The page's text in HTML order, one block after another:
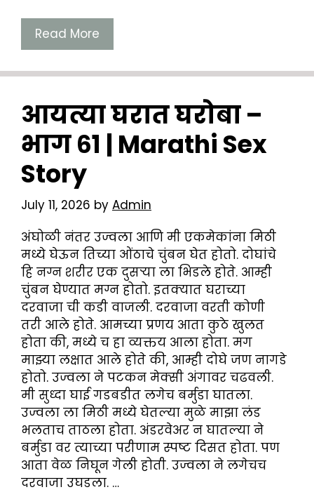
Read More
आयत्या घरात घरोबा –
भाग ६१ | Marathi Sex
Story
July 11, 2026 by Admin
अंघोळी नंतर उज्वला आणि मी एकमेकांना मिठी
मध्ये घेऊन तिच्या ओंठाचे चुंबन घेत होतो. दोघांचे
हि नग्न शरीर एक दुसऱ्या ला भिडले होते. आम्ही
चुंबन घेण्यात मग्न होतो. इतक्यात घराच्या
दरवाजा ची कडी वाजली. दरवाजा वरती कोणी
तरी आले होते. आमच्या प्रणय आता कुठे खुलत
होता की, मध्ये च हा व्यक्तय आला होता. मग
माझ्या लक्षात आले होते की, आम्ही दोघे जण नागडे
होतो. उज्वला ने पटकन मेक्सी अंगावर चढवली.
मी सुध्दा घाई गडबडीत लगेच बर्मुडा घातला.
उज्वला ला मिठी मध्ये घेतल्या मुळे माझा लंड
भलताच ताठला होता. अंडरवेअर न घातल्या ने
बर्मुडा वर त्याच्या परीणाम स्पष्ट दिसत होता. पण
आता वेळ निघून गेली होती. उज्वला ने लगेचच
दरवाजा उघडला. …